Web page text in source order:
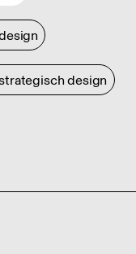
design